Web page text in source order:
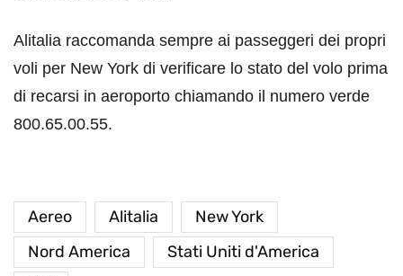
Alitalia raccomanda sempre ai passeggeri dei propri
voli per New York di verificare lo stato del volo prima
di recarsi in aeroporto chiamando il numero verde
800.65.00.55.
Aereo Alitalia
New York
Nord America
Stati Uniti d'America